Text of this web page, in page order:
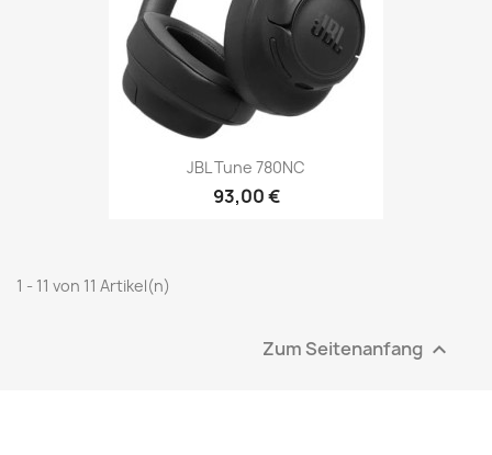
JBL Tune 780NC
93,00 €
1 - 11 von 11 Artikel(n)
Zum Seitenanfang 